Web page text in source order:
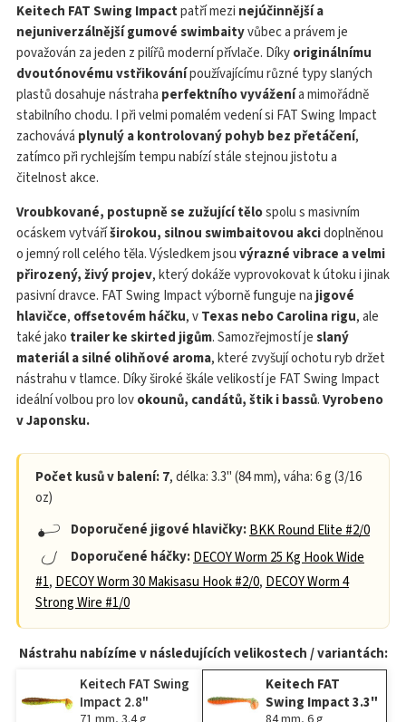
Keitech FAT Swing Impactpatří mezi nejúčinnější a
nejuniverzálnější gumové swimbaityvůbec a právem je
považován za jeden z pilířů moderní přívlače. Díkyoriginálnímu
dvoutónovému vstřikovánípoužívajícímu různé typy slaných
plastů dosahuje nástraha perfektního vyváženía mimořádně
stabilního chodu. I při velmi pomalém vedení si FAT Swing Impact
zachovává plynulý a kontrolovaný pohyb bez přetáčení,
zatímco při rychlejším tempu nabízí stále stejnou jistotu a
čitelnost akce.
Vroubkované, postupně se zužující tělospolu s masivním
ocáskem vytváříširokou, silnou swimbaitovou akcidoplněnou
o jemný roll celého těla. Výsledkem jsouvýrazné vibrace a velmi
přirozený, živý projev, který dokáže vyprovokovat k útoku i jinak
pasivní dravce. FAT Swing Impact výborně funguje na jigové
hlavičce, offsetovém háčku, vTexas nebo Carolina rigu, ale
také jako trailer ke skirted jigům. Samozřejmostí jeslaný
materiál a silné olihňové aroma, které zvyšují ochotu ryb držet
nástrahu v tlamce. Díky široké škále velikostí je FAT Swing Impact
ideální volbou pro lovokounů, candátů, štik i bassů.Vyrobeno
v Japonsku.
Počet kusů v balení: 7, délka: 3.3" (84 mm), váha: 6 g (3/16
oz)
Doporučené jigové hlavičky:BKK Round Elite #2/0
Doporučené háčky:DECOY Worm 25 Kg Hook Wide
#1, DECOY Worm 30 Makisasu Hook #2/0, DECOY Worm 4
Strong Wire #1/0
Nástrahu nabízíme v následujících velikostech / variantách:
Keitech FAT Swing
Impact 2.8"
Keitech FAT
Swing Impact 3.3"